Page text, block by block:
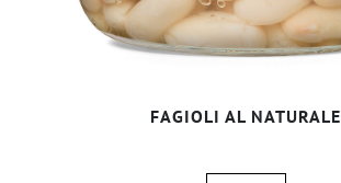
FAGIOLI AL NATURALE